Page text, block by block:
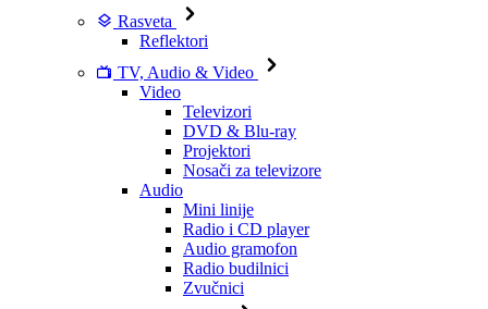
Rasveta
Reflektori
TV, Audio & Video
Video
Televizori
DVD & Blu-ray
Projektori
Nosači za televizore
Audio
Mini linije
Radio i CD player
Audio gramofon
Radio budilnici
Zvučnici